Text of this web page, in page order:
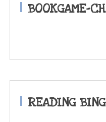
BOOKGAME-
READING